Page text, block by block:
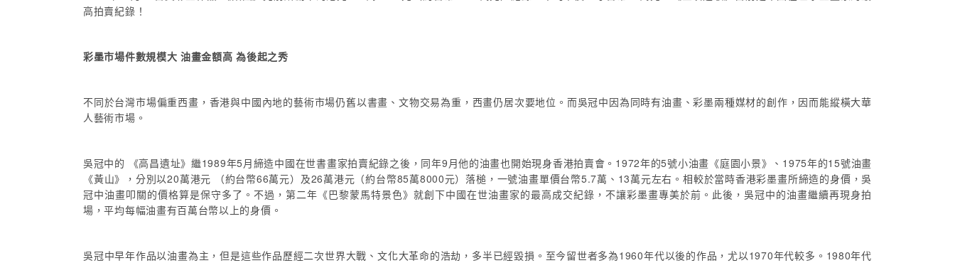
高拍賣紀錄！
彩墨市場件數規模大 油畫金額高 為後起之秀
不同於台灣市場偏重西畫，香港與中國內地的藝術市場仍舊以書畫、文物交易為重，西畫仍居次要地位。而吳冠中因為同時有油畫、彩墨兩種媒材的創作，因而能縱橫大華
人藝術市場。
吳冠中的 《高昌遺址》繼1989年5月締造中國在世書畫家拍賣紀錄之後，同年9月他的油畫也開始現身香港拍賣會。1972年的5號小油畫《庭園小景》、1975年的15號油畫
《黃山》，分別以20萬港元 （約台幣66萬元）及26萬港元（約台幣85萬8000元）落槌，一號油畫單價台幣5.7萬、13萬元左右。相較於當時香港彩墨畫所締造的身價，吳
冠中油畫叩關的價格算是保守多了。不過，第二年《巴黎蒙馬特景色》就創下中國在世油畫家的最高成交紀錄，不讓彩墨畫專美於前。此後，吳冠中的油畫繼續再現身拍
場，平均每幅油畫有百萬台幣以上的身價。
吳冠中早年作品以油畫為主，但是這些作品歷經二次世界大戰、文化大革命的浩劫，多半已經毀損。至今留世者多為1960年代以後的作品，尤以1970年代較多。1980年代